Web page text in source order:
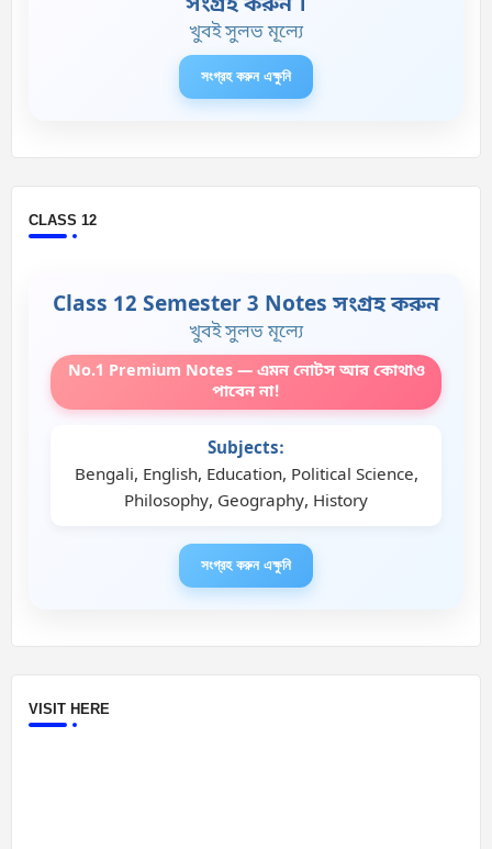
খুবই সুলভ মূল্যে
সংগ্রহ করুন এক্ষুনি
CLASS 12
Class 12 Semester 3 Notes সংগ্রহ করুন
খুবই সুলভ মূল্যে
No.1 Premium Notes — এমন নোটস আর কোথাও
পাবেন না!
Subjects:
Bengali, English, Education, Political Science,
Philosophy, Geography, History
সংগ্রহ করুন এক্ষুনি
VISIT HERE